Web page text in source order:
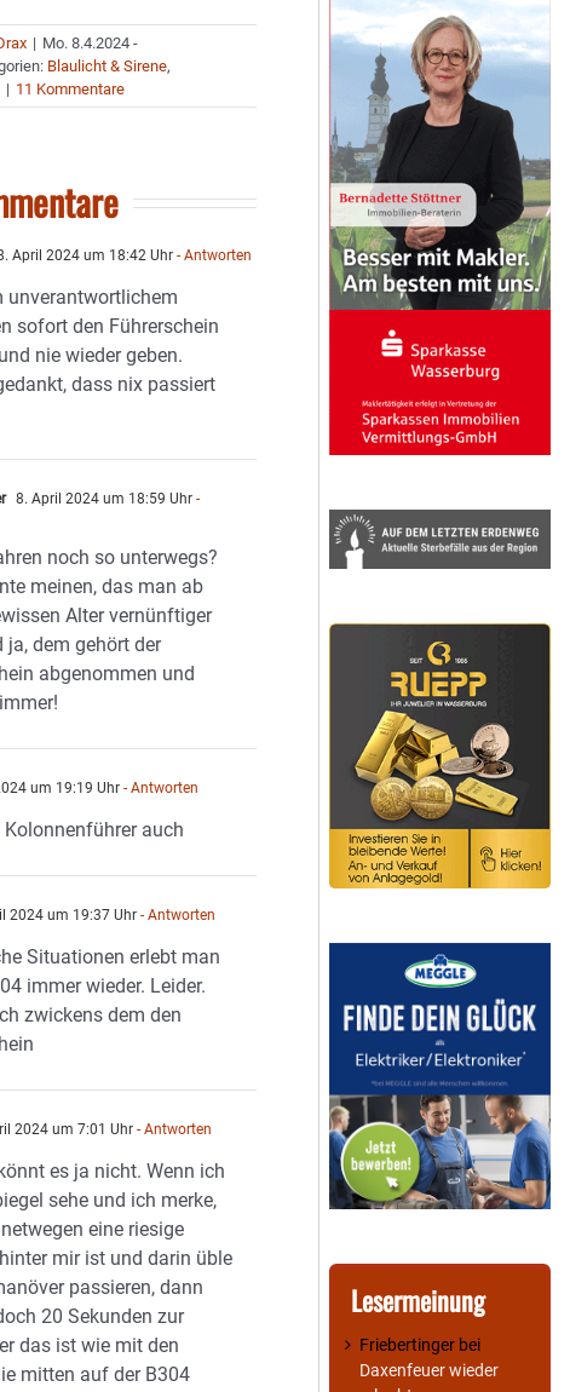
| Mo. 8.4.2024 -
Blaulicht & Sirene,
| 11 Kommentare
April 2024 um 18:42 Uhr - Antworten
unverantwortlichem
sofort den Führerschein
nie wieder geben.
dass nix passiert
8. April 2024 um 18:59 Uhr -
noch so unterwegs?
meinen, das man ab
Alter vernünftiger
ja, dem gehört der
abgenommen und
um 19:19 Uhr - Antworten
Kolonnenführer auch
2024 um 19:37 Uhr - Antworten
Situationen erlebt man
immer wieder. Leider.
zwickens dem den
2024 um 7:01 Uhr - Antworten
es ja nicht. Wenn ich
sehe und ich merke,
eine riesige
mir ist und darin üble
passieren, dann
20 Sekunden zur
das ist wie mit den
mitten auf der B304
Lesermeinung
Friebertinger bei
Daxenfeuer wieder